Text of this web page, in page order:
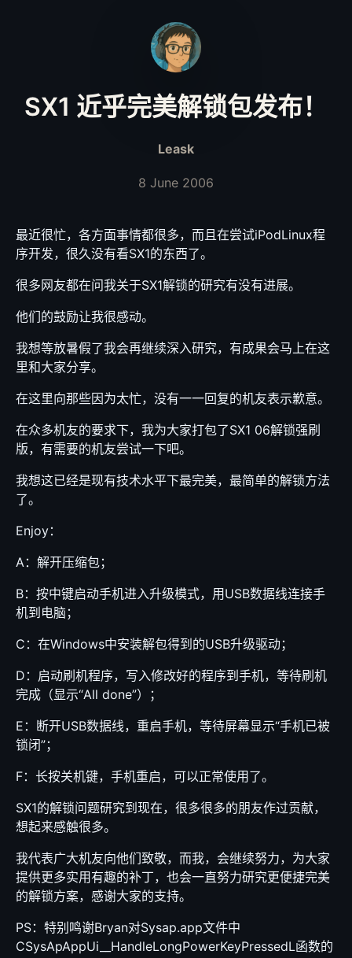
SX1 近乎完美解锁包发布！
Leask
8 June 2006
最近很忙，各方面事情都很多，而且在尝试iPodLinux程
序开发，很久没有看SX1的东西了。
很多网友都在问我关于SX1解锁的研究有没有进展。
他们的鼓励让我很感动。
我想等放暑假了我会再继续深入研究，有成果会马上在这
里和大家分享。
在这里向那些因为太忙，没有一一回复的机友表示歉意。
在众多机友的要求下，我为大家打包了SX1 06解锁强刷
版，有需要的机友尝试一下吧。
我想这已经是现有技术水平下最完美，最简单的解锁方法
了。
Enjoy：
A：解开压缩包；
B：按中键启动手机进入升级模式，用USB数据线连接手
机到电脑；
C：在Windows中安装解包得到的USB升级驱动；
D：启动刷机程序，写入修改好的程序到手机，等待刷机
完成（显示“All done”）；
E：断开USB数据线，重启手机，等待屏幕显示“手机已被
锁闭”；
F：长按关机键，手机重启，可以正常使用了。
SX1的解锁问题研究到现在，很多很多的朋友作过贡献，
想起来感触很多。
我代表广大机友向他们致敬，而我，会继续努力，为大家
提供更多实用有趣的补丁，也会一直努力研究更便捷完美
的解锁方案，感谢大家的支持。
PS：特别鸣谢Bryan对Sysap.app文件中
CSysApAppUi__HandleLongPowerKeyPressedL函数的